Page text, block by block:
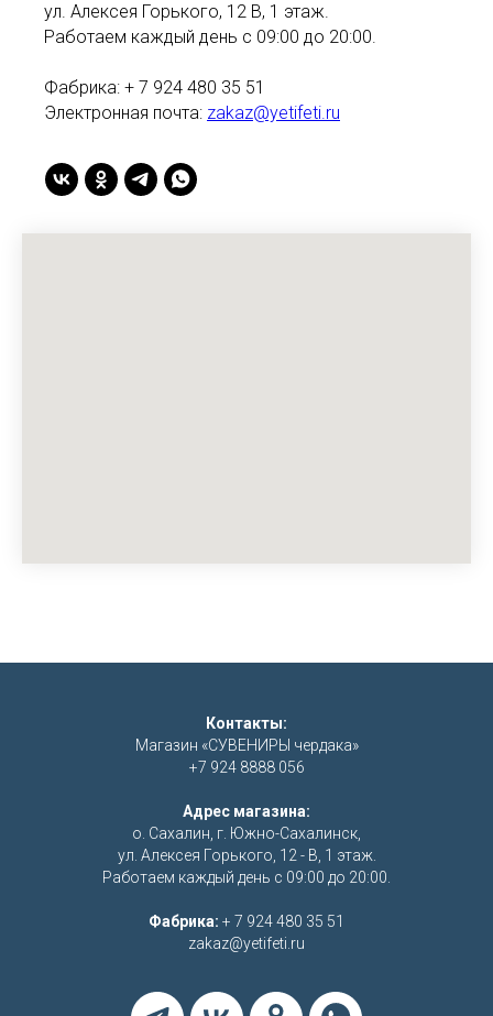
ул. Алексея Горького, 12 В, 1 этаж.
Работаем каждый день с 09:00 до 20:00.
Фабрика: + 7 924 480 35 51
Электронная почта: zakaz@yetifeti.ru
Контакты:
Магазин «СУВЕНИРЫ чердака»
+7 924 8888 056
Адрес магазина:
о. Сахалин, г. Южно-Сахалинск,
ул. Алексея Горького, 12 - В, 1 этаж.
Работаем каждый день с 09:00 до 20:00.
Фабрика: + 7 924 480 35 51
zakaz@yetifeti.ru